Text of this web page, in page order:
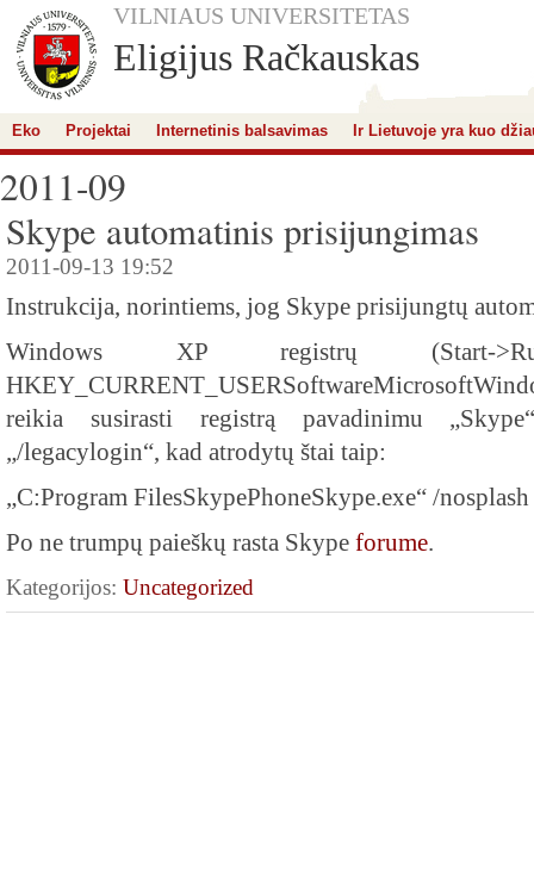
VILNIAUS UNIVERSITETAS
Eligijus Račkauskas
Eko Projektai Internetinis balsavimas Ir Lietuvoje yra kuo
2011-09
Skype automatinis prisijungimas
2011-09-13 19:52
Instrukcija, norintiems, jog Skype prisijungtų
Windows XP registrų (Start-
reikia susirasti registrą pavadinimu
„/legacylogin“, kad atrodytų štai taip:
„C:Program FilesSkypePhoneSkype.exe“ /
Po ne trumpų paieškų rasta Skype forume.
Kategorijos: Uncategorized